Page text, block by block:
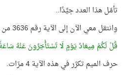
تأمّل هذا العدد جيِّدًا..
وانتقل معي الآن إلى الآية رقم 3636 من بداية المصحف..
قُلْ لَكُمْ مِيعَادُ يَوْمٍ لَا تَسْتَأْخِرُونَ عَنْهُ
حرف الميم تكرّر في هذه الآية 4 مرّات.